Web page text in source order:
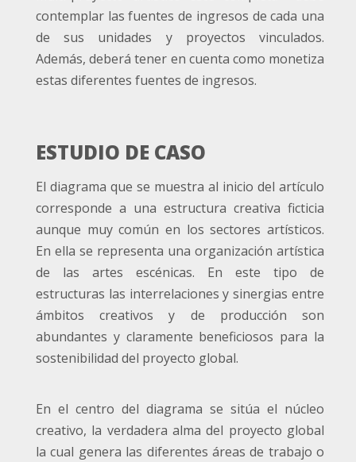
contemplar las fuentes de ingresos de cada una
de sus unidades y proyectos vinculados.
Además, deberá tener en cuenta como monetiza
estas diferentes fuentes de ingresos.
ESTUDIO DE CASO
El diagrama que se muestra al inicio del artículo
corresponde a una estructura creativa ficticia
aunque muy común en los sectores artísticos.
En ella se representa una organización artística
de las artes escénicas. En este tipo de
estructuras las interrelaciones y sinergias entre
ámbitos creativos y de producción son
abundantes y claramente beneficiosos para la
sostenibilidad del proyecto global.
En el centro del diagrama se sitúa el núcleo
creativo, la verdadera alma del proyecto global
la cual genera las diferentes áreas de trabajo o